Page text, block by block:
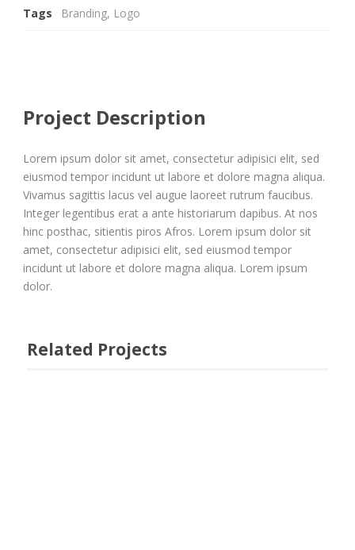
Tags Branding, Logo
Project Description
Lorem ipsum dolor sit amet, consectetur adipisici elit, sed
eiusmod tempor incidunt ut labore et dolore magna aliqua.
Vivamus sagittis lacus vel augue laoreet rutrum faucibus.
Integer legentibus erat a ante historiarum dapibus. At nos
hinc posthac, sitientis piros Afros. Lorem ipsum dolor sit
amet, consectetur adipisici elit, sed eiusmod tempor
incidunt ut labore et dolore magna aliqua. Lorem ipsum
dolor.
Related Projects